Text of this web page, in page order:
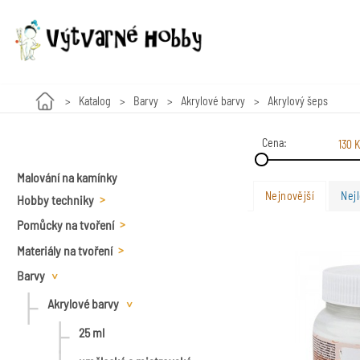
Katalog Barvy Akrylové barvy Akrylový šeps
Malování na kamínky
Hobby techniky
Výroba svíček
Korálkování
Dřevěné korálky
Návlekový materiál a
příslušenství, kleště
Pomůcky na tvoření
Nůžky
Kleště
Špendlíky
Vyřezávací nože,skalpely
Materiály na tvoření
Kování a pod.
Textil
Diamanty
Barvy
Akrylové barvy
25 ml
Cena: 130
Nejnovější